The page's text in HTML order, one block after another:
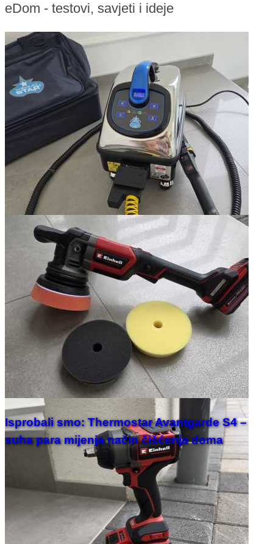
eDom - testovi, savjeti i ideje
Isprobali smo: Thermostar Avantgarde S4 –
suha para mijenja način čišćenja doma